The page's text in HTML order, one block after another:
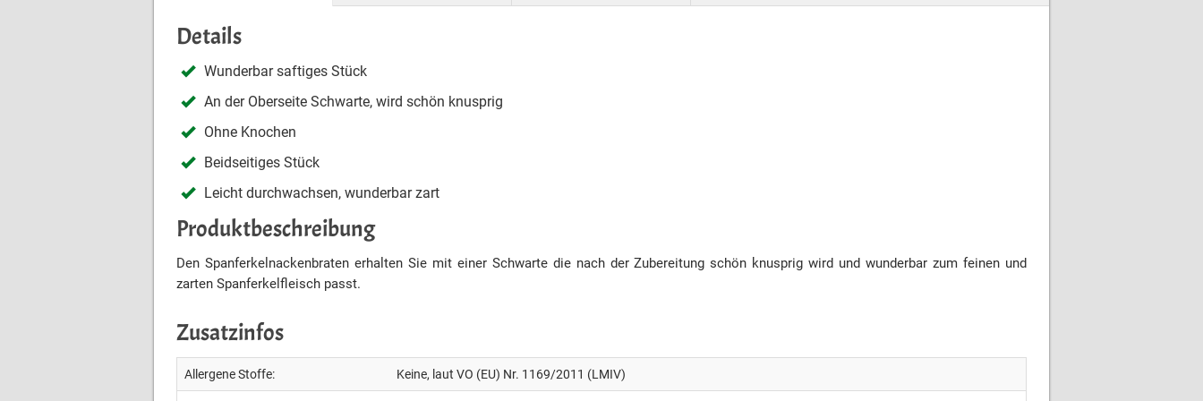
Details
Wunderbar saftiges Stück
an der Oberseite Schwarte, wird schön knusprig
ohne Knochen
beidseitiges Stück
leicht durchwachsen, wunderbar zart
Produktbeschreibung
Den Spanferkelnackenbraten erhalten Sie mit einer Schwarte die nach der Zubereitung schön knusprig wird und wunderbar zum feinen und
zarten Spanferkelfleisch passt.
Zusatzinfos
Allergene Stoffe: Keine, laut VO (EU) Nr. 1169/2011 (LMIV)